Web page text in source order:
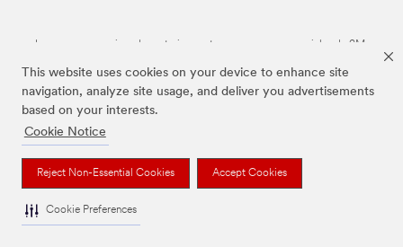
This website uses cookies on your device to enhance site
navigation, analyze site usage, and deliver you advertisements
based on your interests.
Cookie Notice
Reject Non-Essential Cookies Accept Cookies
Cookie Preferences
Las marcas mencionadas anteriormente son marcas comerciales de 3M.